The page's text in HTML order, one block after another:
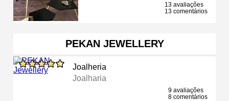
13 avaliações
13 comentários
PEKAN JEWELLERY
Joalheria
Joalharia
9 avaliações
8 comentários